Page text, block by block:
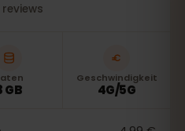
reviews
GB
Geschwindigkeit
4G/5G